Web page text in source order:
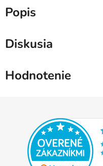
Popis
Diskusia
Hodnotenie